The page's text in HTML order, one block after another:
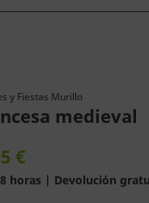
y Fiestas Murillo
medieval
€
horas | Devolución